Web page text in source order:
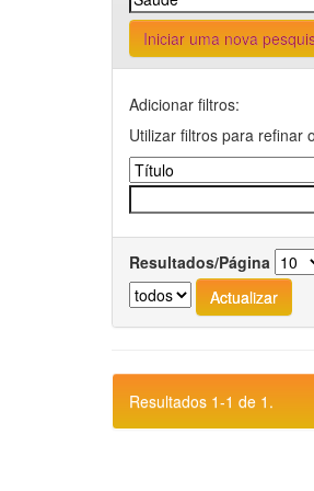
Iniciar uma nova
Adicionar filtros:
Utilizar filtros para refinar
Resultados/Página
Resultados 1-1 de 1.